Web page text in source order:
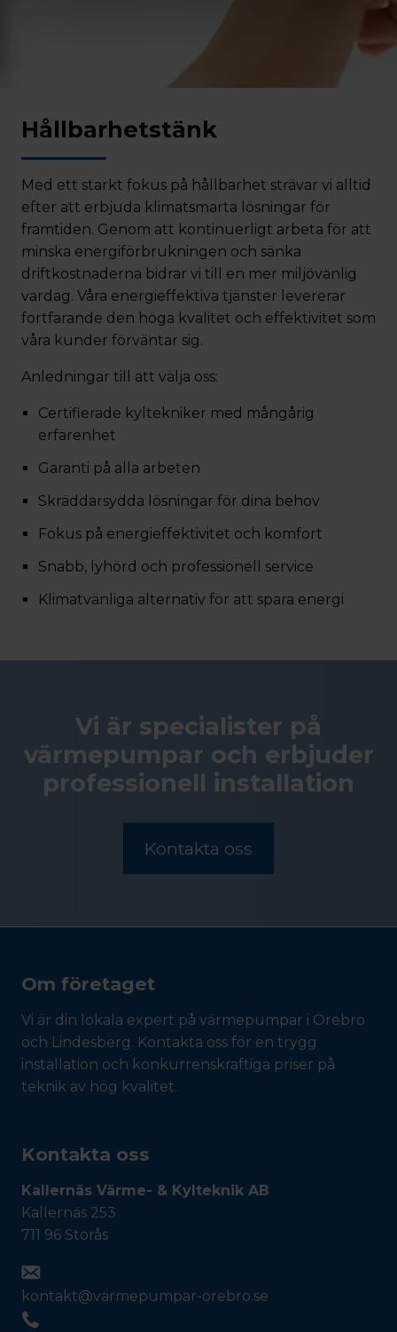
Hållbarhetstänk
Med ett starkt fokus på hållbarhet strävar vi alltid
efter att erbjuda klimatsmarta lösningar för
framtiden. Genom att kontinuerligt arbeta för att
minska energiförbrukningen och sänka
driftkostnaderna bidrar vi till en mer miljövänlig
vardag. Våra energieffektiva tjänster levererar
fortfarande den höga kvalitet och effektivitet som
våra kunder förväntar sig.
Anledningar till att välja oss:
Certifierade kyltekniker med mångårig
erfarenhet
Garanti på alla arbeten
Skräddarsydda lösningar för dina behov
Fokus på energieffektivitet och komfort
Snabb, lyhörd och professionell service
Klimatvänliga alternativ för att spara energi
Vi är specialister på
värmepumpar och erbjuder
professionell installation
Kontakta oss
Om företaget
Vi är din lokala expert på värmepumpar i Örebro
och Lindesberg. Kontakta oss för en trygg
installation och konkurrenskraftiga priser på
teknik av hög kvalitet.
Kontakta oss
Kallernäs Värme- & Kylteknik AB
Kallernäs 253
711 96 Storås
kontakt@värmepumpar-örebro.se